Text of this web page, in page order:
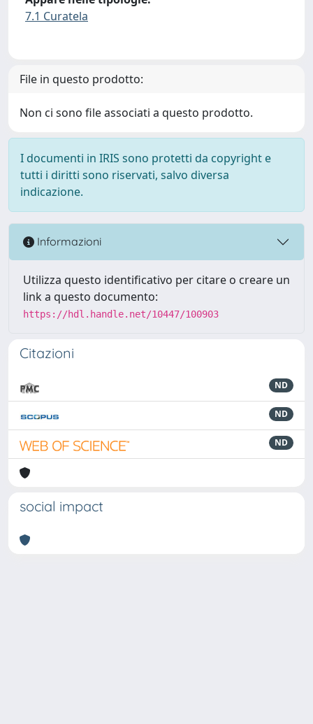
7.1 Curatela
File in questo prodotto:
Non ci sono file associati a questo prodotto.
I documenti in IRIS sono protetti da copyright e
tutti i diritti sono riservati, salvo diversa
indicazione.
Informazioni
Utilizza questo identificativo per citare o creare un
link a questo documento:
https://hdl.handle.net/10447/100903
Citazioni
ND
ND
ND
social impact